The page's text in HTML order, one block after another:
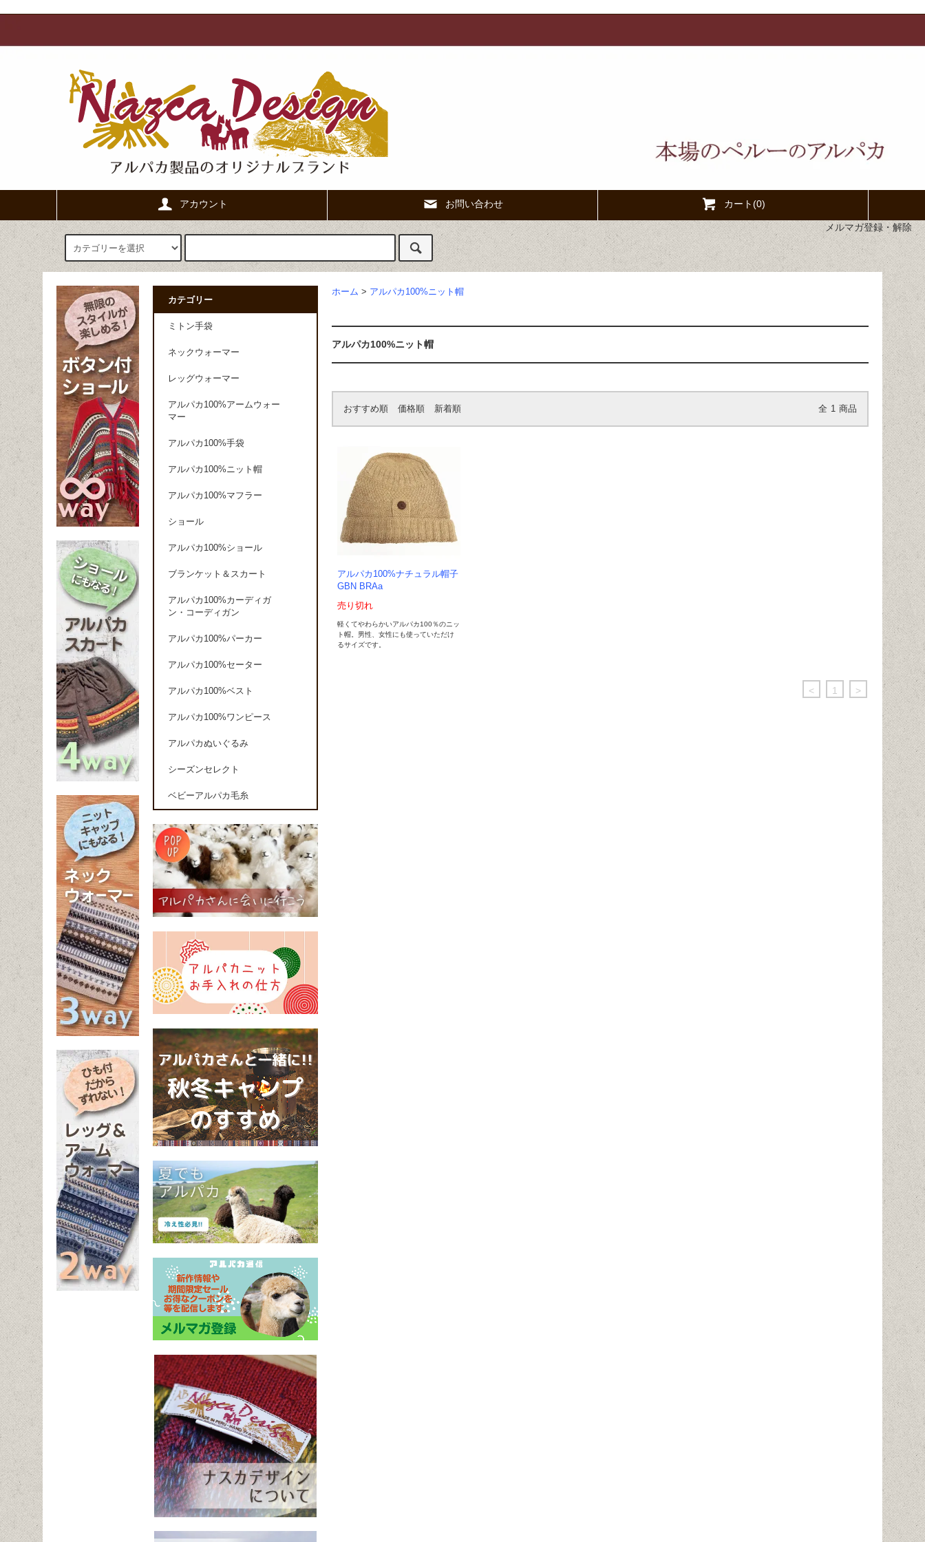
アカウント お問い合わせ カート(0)
メルマガ登録・解除
ホーム > アルパカ100%ニット帽
アルパカ100%ニット帽
おすすめ順 価格順 新着順 全 1 商品
アルパカ100%ナチュラル帽子
GBN BRAa
売り切れ
軽くてやわらかいアルパカ100％のニッ
ト帽。男性、女性にも使っていただけ
るサイズです。
< 1 >
カテゴリー
ミトン手袋
ネックウォーマー
レッグウォーマー
アルパカ100%アームウォー
マー
アルパカ100%手袋
アルパカ100%ニット帽
アルパカ100%マフラー
ショール
アルパカ100%ショール
ブランケット＆スカート
アルパカ100%カーディガ
ン・コーディガン
アルパカ100%パーカー
アルパカ100%セーター
アルパカ100%ベスト
アルパカ100%ワンピース
アルパカぬいぐるみ
シーズンセレクト
ベビーアルパカ毛糸